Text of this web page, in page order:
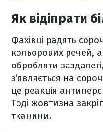
Як відіпрати
Фахівці радять
кольорових речей,
обробляти
з’являється на
це реакція
Тоді жовтизна
тканини.